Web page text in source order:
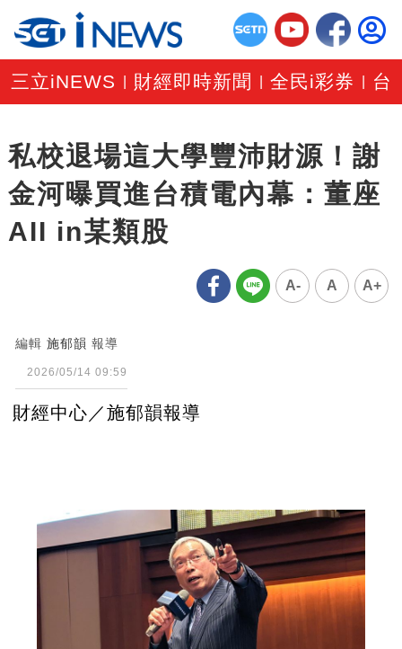
三立iNEWS 財經即時新聞 |全民i彩券 台
私校退場這大學豐沛財源！謝
金河曝買進台積電內幕：董座
AII in某類股
A- A A+
編輯 施郁韻 報導
2026/05/14 09:59
財經中心／施郁韻報導